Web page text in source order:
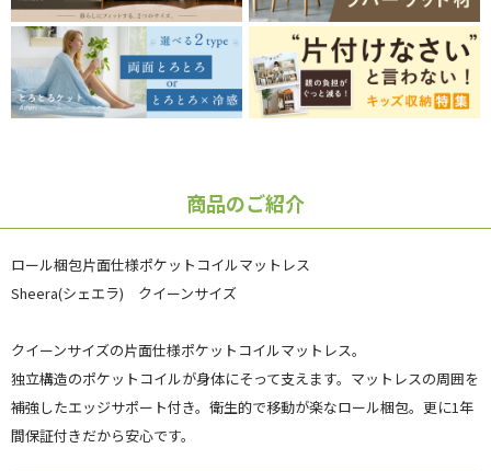
商品のご紹介
ロール梱包片面仕様ポケットコイルマットレス
Sheera(シェエラ) クイーンサイズ
クイーンサイズの片面仕様ポケットコイルマットレス。
独立構造のポケットコイルが身体にそって支えます。マットレスの周囲を
補強したエッジサポート付き。衛生的で移動が楽なロール梱包。更に1年
間保証付きだから安心です。